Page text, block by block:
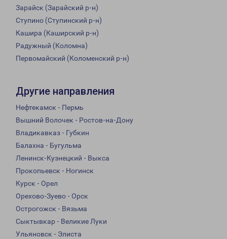
Зарайск (Зарайский р-н)
Ступино (Ступинский р-н)
Кашира (Каширский р-н)
Радужный (Коломна)
Первомайский (Коломенский р-н)
Другие направления
Нефтекамск - Пермь
Вышний Волочек - Ростов-на-Дону
Владикавказ - Губкин
Балахна - Бугульма
Ленинск-Кузнецкий - Выкса
Прокопьевск - Ногинск
Курск - Орел
Орехово-Зуево - Орск
Острогожск - Вязьма
Сыктывкар - Великие Луки
Ульяновск - Элиста